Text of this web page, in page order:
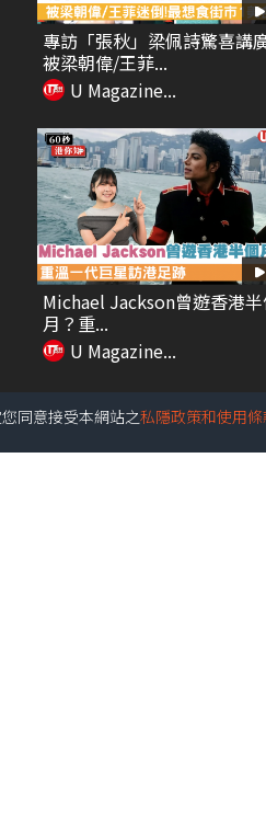
專訪「張秋」梁佩詩驚喜講
被梁朝偉/王菲...
U Magazine...
Michael Jackson曾遊香港
月？重...
U Magazine...
同意接受本網站之私隱政策和使用條